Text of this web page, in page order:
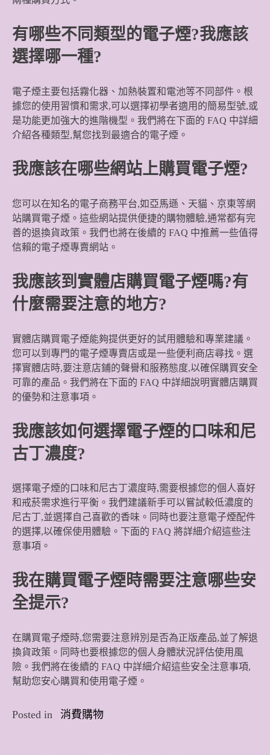
有哪些不同類型的電子煙?我應該
選擇哪一種?
電子煙主要包括霧化器、加熱裝置和電池等不同部件。根
據您的使用習慣和需求,可以選擇初學者適用的簡易型號,或
是功能更加強大的進階機型。我們將在下面的 FAQ 中詳細
介紹各種類型,幫您找到最適合的電子煙。
我應該在哪些網站上購買電子煙?
您可以在知名的電子商務平台,如亞馬遜、天貓、京東等網
站購買電子煙。這些網站提供便捷的購物體驗,通常都有完
善的退換貨政策。我們也將在後續的 FAQ 中推薦一些值得
信賴的電子煙專賣網站。
我應該到實體店購買電子煙嗎?有
什麼需要注意的地方?
實體店購買電子煙能夠提供更好的試用體驗和專業建議。
您可以到專門的電子煙專賣店或是一些便利商店尋找。選
擇實體店時,要注意店鋪的聲譽和服務態度,以確保購買安全
可靠的產品。我們將在下面的 FAQ 中詳細說明實體店購買
的優勢和注意事項。
我應該如何選擇電子煙的口味和尼
古丁濃度?
選擇電子煙的口味和尼古丁濃度時,需要根據您的個人喜好
和戒菸需求進行平衡。我們建議新手可以嘗試較低濃度的
尼古丁,並選擇自己喜歡的香味。同時也要注意電子煙配件
的選擇,以確保使用體驗。下面的 FAQ 將詳細介紹這些注
意事項。
我在購買電子煙時需要注意哪些安
全提示?
在購買電子煙時,您需要注意辨別是否為正版產品,並了解退
換貨政策。同時也要根據您的個人身體狀況評估使用風
險。我們將在後續的 FAQ 中詳細介紹這些安全注意事項,
幫助您安心購買和使用電子煙。
Posted in 消費購物